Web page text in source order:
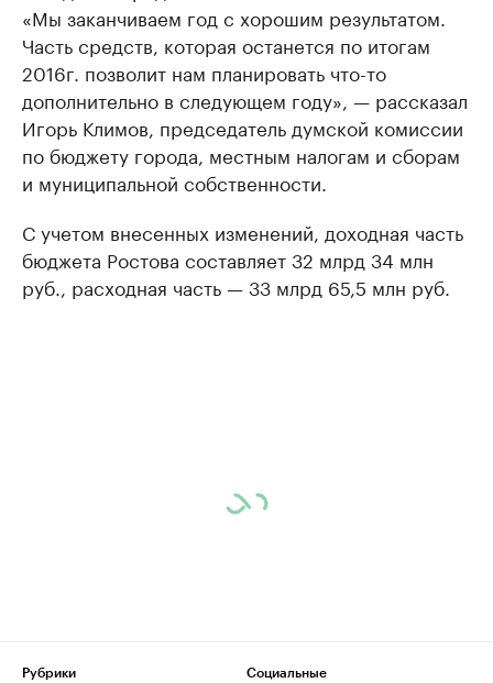
«Мы заканчиваем год с хорошим результатом.
Часть средств, которая останется по итогам
2016г. позволит нам планировать что-то
дополнительно в следующем году», — рассказал
Игорь Климов, председатель думской комиссии
по бюджету города, местным налогам и сборам
и муниципальной собственности.
С учетом внесенных изменений, доходная часть
бюджета Ростова составляет 32 млрд 34 млн
руб., расходная часть — 33 млрд 65,5 млн руб.
Рубрики
Социальные